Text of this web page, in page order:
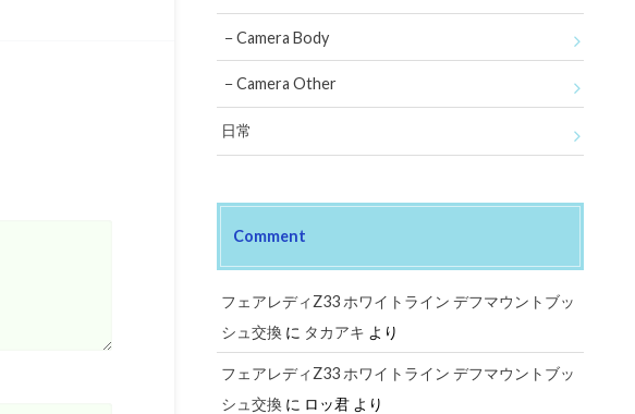
Camera Body
Camera Other
日常
Comment
フェアレディZ33 ホワイトライン デフマウントブッ
シュ交換に タカアキ より
フェアレディZ33 ホワイトライン デフマウントブッ
シュ交換に ロッ君より